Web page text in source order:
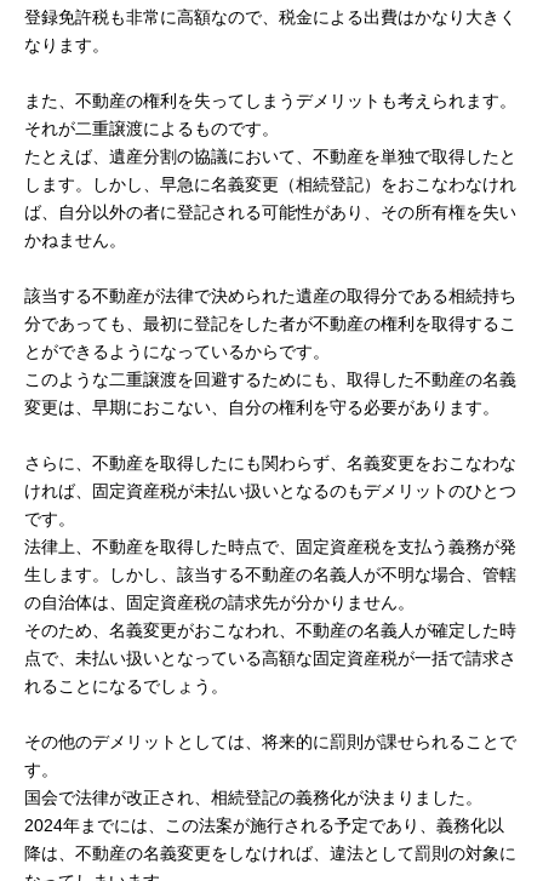
登録免許税も非常に高額なので、税金による出費はかなり大きく
なります。
また、不動産の権利を失ってしまうデメリットも考えられます。
それが二重譲渡によるものです。
たとえば、遺産分割の協議において、不動産を単独で取得したと
します。しかし、早急に名義変更（相続登記）をおこなわなけれ
ば、自分以外の者に登記される可能性があり、その所有権を失い
かねません。
該当する不動産が法律で決められた遺産の取得分である相続持ち
分であっても、最初に登記をした者が不動産の権利を取得するこ
とができるようになっているからです。
このような二重譲渡を回避するためにも、取得した不動産の名義
変更は、早期におこない、自分の権利を守る必要があります。
さらに、不動産を取得したにも関わらず、名義変更をおこなわな
ければ、固定資産税が未払い扱いとなるのもデメリットのひとつ
です。
法律上、不動産を取得した時点で、固定資産税を支払う義務が発
生します。しかし、該当する不動産の名義人が不明な場合、管轄
の自治体は、固定資産税の請求先が分かりません。
そのため、名義変更がおこなわれ、不動産の名義人が確定した時
点で、未払い扱いとなっている高額な固定資産税が一括で請求さ
れることになるでしょう。
その他のデメリットとしては、将来的に罰則が課せられることで
す。
国会で法律が改正され、相続登記の義務化が決まりました。
2024年までには、この法案が施行される予定であり、義務化以
降は、不動産の名義変更をしなければ、違法として罰則の対象に